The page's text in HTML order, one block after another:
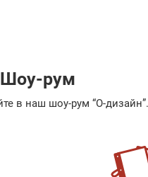
Шоу-рум
в наш шоу-рум “О-